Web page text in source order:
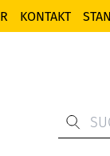
KONTAKT